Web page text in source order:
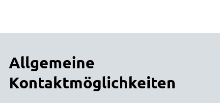
Allgemeine
Kontaktmöglichkeiten